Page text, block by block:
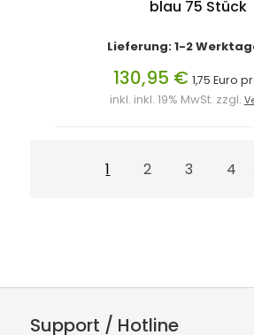
blau 75 Stück
Lieferung: 1-2
130,95 € 1,75 Euro
inkl. inkl. 19% MwSt. zzgl.
1 2 3 4
Support / Hotline